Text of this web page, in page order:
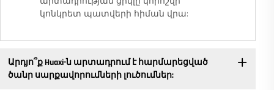
կոնկրետ պատվերի հիման վրա:
Արդյո՞ք Huaxi-ն արտադրում է հարմարեցված
ծանր սարքավորումների լուծումներ: